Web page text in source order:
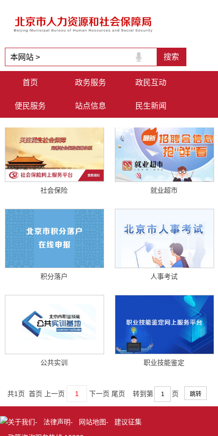
首页 政务服务 政民互动
便民服务 站点信息 民生新闻
社会保险 就业超市
积分落户 人事考试
公共实训 职业技能鉴定
共1页 首页 上一页 1 下一页 尾页 转到第 页
关于我们- 法律声明- 网站地图- 建议征集